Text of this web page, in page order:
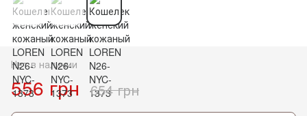
Нет в наличии
556 грн 654 грн